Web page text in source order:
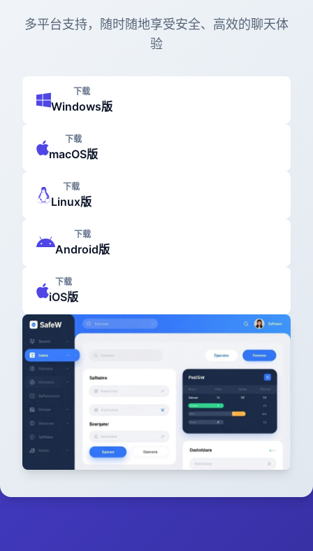
多平台支持，随时随地享受安全、高效的聊天体
验
下载
Windows版
下载
macOS版
下载
Linux版
下载
Android版
下载
iOS版